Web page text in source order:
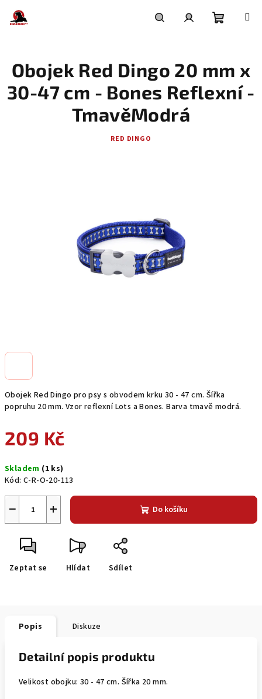
obsah
košík
Obojek Red Dingo pro psy s obvodem krku 30 - 47 cm. Šířka
popruhu 20 mm. Vzor reflexní Lots a Bones. Barva tmavě modrá.
209 Kč
cena:
Skladem (1 ks)
Kód: C-R-O-20-113
+
− Do košíku
Zeptat se Hlídat Sdílet
Obojek Red Dingo 20 mm x
30-47 cm - Bones Reflexní -
TmavěModrá
RED DINGO
Popis Diskuze
Detailní popis produktu
Velikost obojku: 30 - 47 cm. Šířka 20 mm.